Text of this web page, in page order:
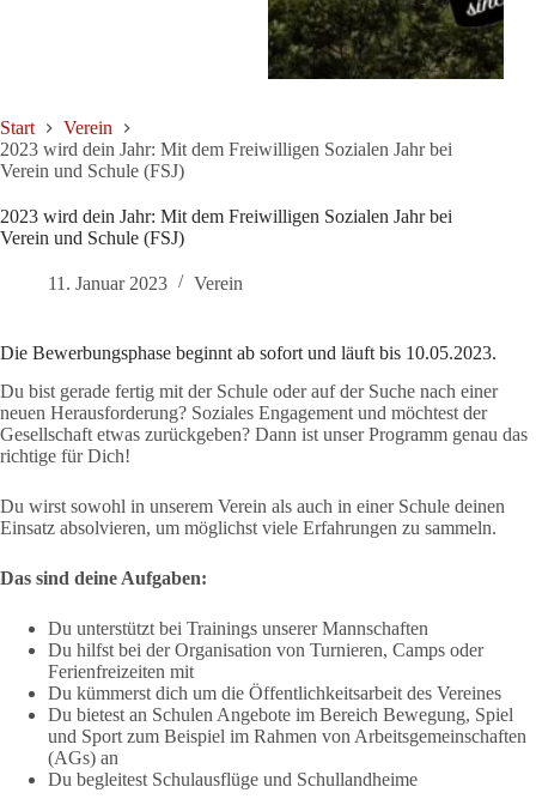
Start
Verein
2023 wird dein Jahr: Mit dem Freiwilligen Sozialen Jahr bei
Verein und Schule (FSJ)
2023 wird dein Jahr: Mit dem Freiwilligen Sozialen Jahr bei
Verein und Schule (FSJ)
11. Januar 2023 Verein
Die Bewerbungsphase beginnt ab sofort und läuft bis 10.05.2023.
Du bist gerade fertig mit der Schule oder auf der Suche nach einer
neuen Herausforderung? Soziales Engagement und möchtest der
Gesellschaft etwas zurückgeben? Dann ist unser Programm genau das
richtige für Dich!
Du wirst sowohl in unserem Verein als auch in einer Schule deinen
Einsatz absolvieren, um möglichst viele Erfahrungen zu sammeln.
Das sind deine Aufgaben:
Du unterstützt bei Trainings unserer Mannschaften
Du hilfst bei der Organisation von Turnieren, Camps oder
Ferienfreizeiten mit
Du kümmerst dich um die Öffentlichkeitsarbeit des Vereines
Du bietest an Schulen Angebote im Bereich Bewegung, Spiel
und Sport zum Beispiel im Rahmen von Arbeitsgemeinschaften
(AGs) an
Du begleitest Schulausflüge und Schullandheime